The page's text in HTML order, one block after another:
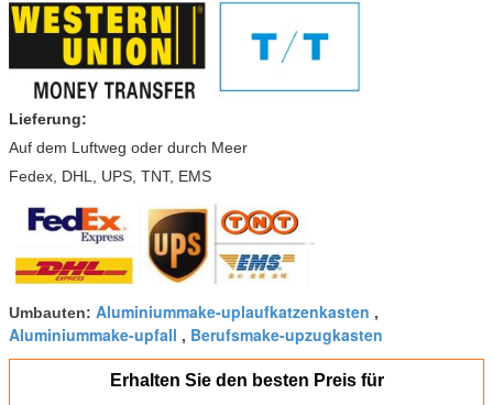
Lieferung:
Auf dem Luftweg oder durch Meer
Fedex, DHL, UPS, TNT, EMS
Umbauten: Aluminiummake-uplaufkatzenkasten ,
Aluminiummake-upfall , Berufsmake-upzugkasten
Erhalten Sie den besten Preis für